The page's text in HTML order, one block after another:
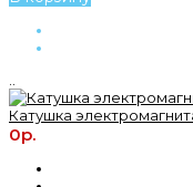
Катушка
0р.